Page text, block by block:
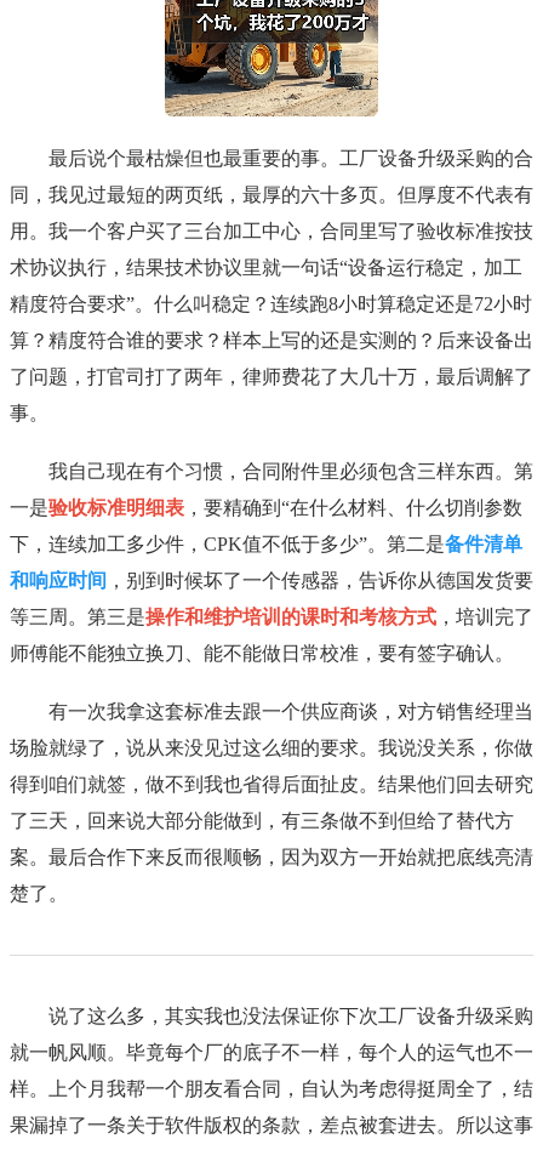
最后说个最枯燥但也最重要的事。工厂设备升级采购的合
同，我见过最短的两页纸，最厚的六十多页。但厚度不代表有
用。我一个客户买了三台加工中心，合同里写了验收标准按技
术协议执行，结果技术协议里就一句话“设备运行稳定，加工
精度符合要求”。什么叫稳定？连续跑8小时算稳定还是72小时
算？精度符合谁的要求？样本上写的还是实测的？后来设备出
了问题，打官司打了两年，律师费花了大几十万，最后调解了
事。
我自己现在有个习惯，合同附件里必须包含三样东西。第
一是验收标准明细表 ，要精确到“在什么材料、什么切削参数
下，连续加工多少件，CPK值不低于多少”。第二是备件清单
和响应时间 ，别到时候坏了一个传感器，告诉你从德国发货要
等三周。第三是操作和维护培训的课时和考核方式 ，培训完了
师傅能不能独立换刀、能不能做日常校准，要有签字确认。
有一次我拿这套标准去跟一个供应商谈，对方销售经理当
场脸就绿了，说从来没见过这么细的要求。我说没关系，你做
得到咱们就签，做不到我也省得后面扯皮。结果他们回去研究
了三天，回来说大部分能做到，有三条做不到但给了替代方
案。最后合作下来反而很顺畅，因为双方一开始就把底线亮清
楚了。
说了这么多，其实我也没法保证你下次工厂设备升级采购
就一帆风顺。毕竟每个厂的底子不一样，每个人的运气也不一
样。上个月我帮一个朋友看合同，自认为考虑得挺周全了，结
果漏掉了一条关于软件版权的条款，差点被套进去。所以这事